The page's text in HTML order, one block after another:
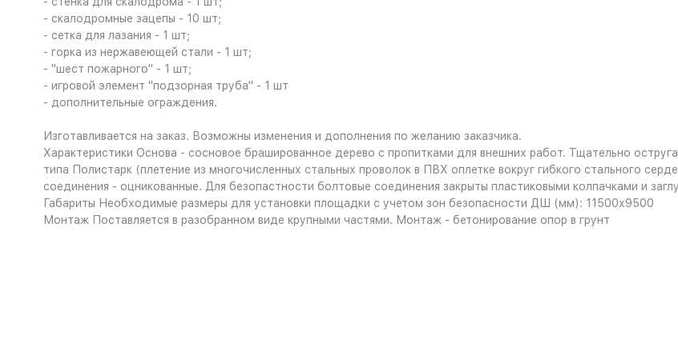
- скалодромные зацепы - 10 шт;
- сетка для лазания - 1 шт;
- горка из нержавеющей стали - 1 шт;
- "шест пожарного" - 1 шт;
- игровой элемент "подзорная труба" - 1 шт
- дополнительные ограждения.
Изготавливается на заказ. Возможны изменения и дополнения по желанию заказчика.
Характеристики Основа - сосновое брашированное дерево с пропитками для внешних работ. Тщательно
типа Полистарк (плетение из многочисленных стальных проволок в ПВХ оплетке вокруг гибкого стального
соединения - оцникованные. Для безопастности болтовые соединения закрыты пластиковыми колпачками и
Габариты Необходимые размеры для установки площадки с учетом зон безопасности ДШ (мм): 11500х9500
Монтаж Поставляется в разобранном виде крупными частями. Монтаж - бетонирование опор в грунт